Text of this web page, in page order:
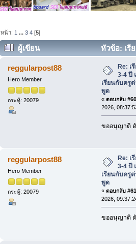
หน้า: 1 ...3 4 [5]
ผู้เขียน
หัวข้อ: เรี
ขอนแก่น เรียนกับครูต่างชาติ ฝึกการฟัง
reggularpost88
Hero Member
กระทู้: 20079
Re: เ
3-4 ปี
เรียนกับครู
พูด
« ตอบกลับ
2026,
ขออนุญาติ
reggularpost88
Hero Member
กระทู้: 20079
Re: เ
3-4 ปี
เรียนกับครู
พูด
« ตอบกลับ
2026,
ขออนุญาติ